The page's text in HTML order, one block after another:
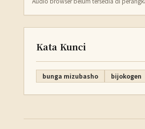
Kata Kunci
bunga mizubasho bijokogen